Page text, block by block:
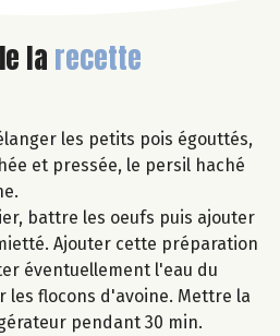
larecette
les petits pois égouttés,
et pressée, le persil haché
battre les oeufs puis ajouter
Ajouter cette préparation
éventuellement l'eau du
flocons d'avoine. Mettre la
pendant 30 min.